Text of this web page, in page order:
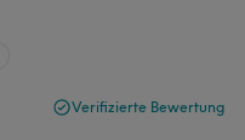
Verifizierte Bewertung